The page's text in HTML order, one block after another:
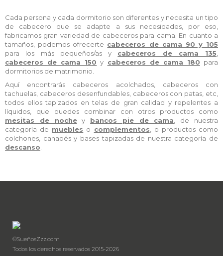
Cada persona y cada dormitorio son diferentes y necesita un tipo
de cabecero que se adapte a sus necesidades, por eso,
fabricamos gran variedad de cabeceros para cama. En cuanto a
tamaños, podemos ofrecerte cabeceros de cama 90 y 105
para los más pequeños/as y cabeceros de cama 135
cabeceros de cama 150 y cabeceros de cama 180 para
dormitorios de matrimonio.
Aquí encontrarás cabeceros acolchados, cabeceros con
tachuelas, cabeceros desenfundables, cabeceros con patas, etc,
todos ellos tapizados en telas de gran calidad y repelentes a
líquidos, que puedes combinar con otros productos como
mesitas de nochey bancos pie de cama , de nuestra
categoría de muebles o complementos , o productos como
colchones, canapés y bases tapizadas de nuestra categoría de
descanso
©SueñosZzz.com
Todos los derechos reservados 2015-2026